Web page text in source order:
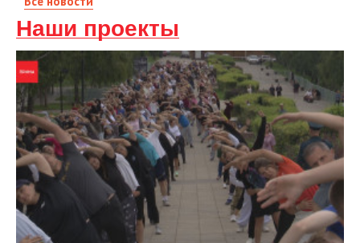
Наши проекты